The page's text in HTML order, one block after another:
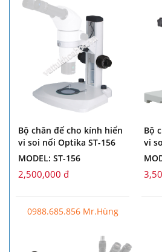
Bộ chân đế cho kính hiển
vi soi nổi Optika ST-156
MODEL: ST-156
2,500,000 đ
Bộ
vi
0988.685.856 Mr.Hùng